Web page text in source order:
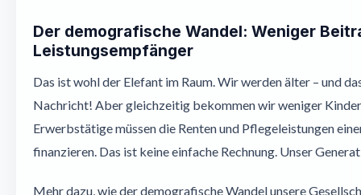
Der demografische Wandel: Weniger
Leistungsempfänger
Das ist wohl der Elefant im Raum. Wir werden älter – und
Nachricht! Aber gleichzeitig bekommen wir weniger
Erwerbstätige müssen die Renten und Pflegeleistungen
finanzieren. Das ist keine einfache Rechnung. Unser
Mehr dazu, wie der demografische Wandel unsere